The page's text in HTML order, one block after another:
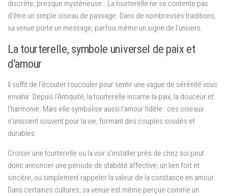
discrète, presque mystérieuse… La tourterelle ne se contente pas
d’être un simple oiseau de passage. Dans de nombreuses traditions,
sa venue porte un message, parfois même un signe de l’univers.
La tourterelle, symbole universel de paix et
d’amour
Il suffit de l’écouter roucouler pour sentir une vague de sérénité vous
envahir. Depuis l’Antiquité, la tourterelle incarne la paix, la douceur et
l’harmonie. Mais elle symbolise aussi l’amour fidèle : ces oiseaux
s’unissent souvent pour la vie, formant des couples soudés et
durables.
Croiser une tourterelle ou la voir s’installer près de chez soi peut
donc annoncer une période de stabilité affective, un lien fort et
sincère, ou simplement rappeler la valeur de la constance en amour.
Dans certaines cultures, sa venue est même perçue comme un